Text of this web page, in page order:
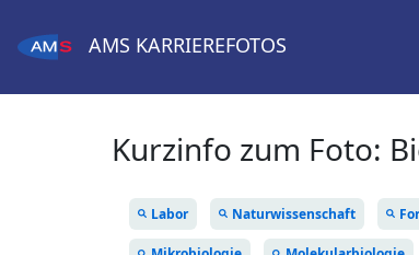
AMS KARRIEREFOTOS
Kurzinfo zum Foto:
Labor Naturwissenschaft